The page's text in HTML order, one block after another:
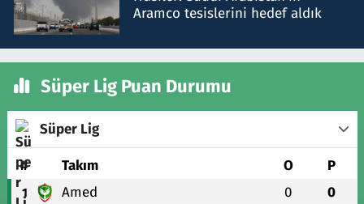
Aramco tesislerini hedef aldık
Süper Lig Puan Durumu
Süper Lig
# Takım O P
1 Amed 0 0